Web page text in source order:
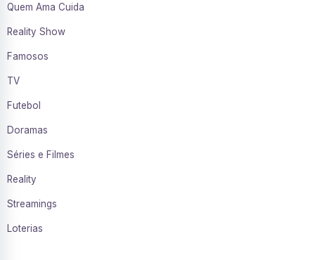
Quem Ama Cuida
Reality Show
Famosos
TV
Futebol
Doramas
Séries e Filmes
Reality
Streamings
Loterias